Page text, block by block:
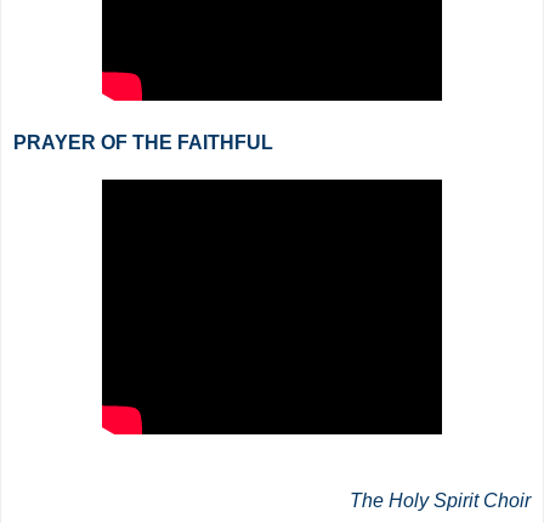
PRAYER OF THE FAITHFUL
The Holy Spirit Choir